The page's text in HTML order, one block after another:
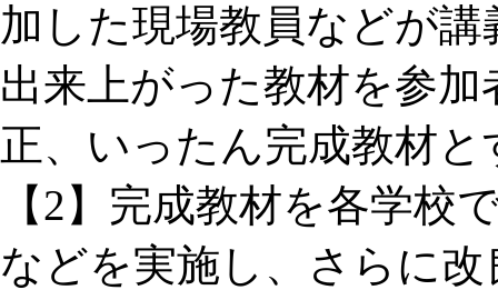
加した現場教員などが
出来上がった教材を参
正、いったん完成教材と
【2】完成教材を各学校
などを実施し、さらに改